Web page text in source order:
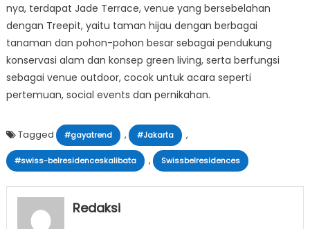
nya, terdapat Jade Terrace, venue yang bersebelahan
dengan Treepit, yaitu taman hijau dengan berbagai
tanaman dan pohon-pohon besar sebagai pendukung
konservasi alam dan konsep green living, serta berfungsi
sebagai venue outdoor, cocok untuk acara seperti
pertemuan, social events dan pernikahan.
Tagged #gayatrend , #Jakarta ,
#swiss-belresidenceskalibata , Swissbelresidences
Redaksi